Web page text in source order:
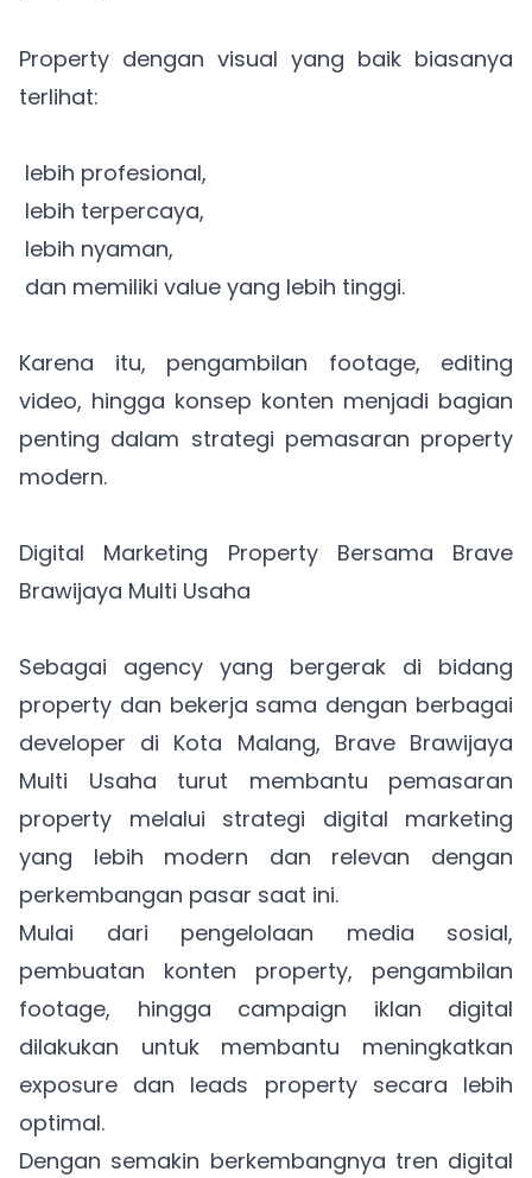
Property dengan visual yang baik biasanya
terlihat:
lebih profesional,
lebih terpercaya,
lebih nyaman,
dan memiliki value yang lebih tinggi.
Karena itu, pengambilan footage, editing
video, hingga konsep konten menjadi bagian
penting dalam strategi pemasaran property
modern.
Digital Marketing Property Bersama Brave
Brawijaya Multi Usaha
Sebagai agency yang bergerak di bidang
property dan bekerja sama dengan berbagai
developer di Kota Malang, Brave Brawijaya
Multi Usaha turut membantu pemasaran
property melalui strategi digital marketing
yang lebih modern dan relevan dengan
perkembangan pasar saat ini.
Mulai dari pengelolaan media sosial,
pembuatan konten property, pengambilan
footage, hingga campaign iklan digital
dilakukan untuk membantu meningkatkan
exposure dan leads property secara lebih
optimal.
Dengan semakin berkembangnya tren digital